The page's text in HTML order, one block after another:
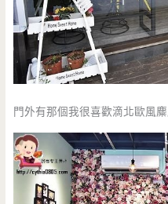
門外有那個我很喜歡滴北歐風